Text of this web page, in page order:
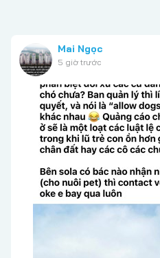
Mai Ngọc
5 giờ trước